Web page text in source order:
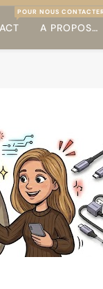
POUR NOUS CONTACTER
A PROPOS…